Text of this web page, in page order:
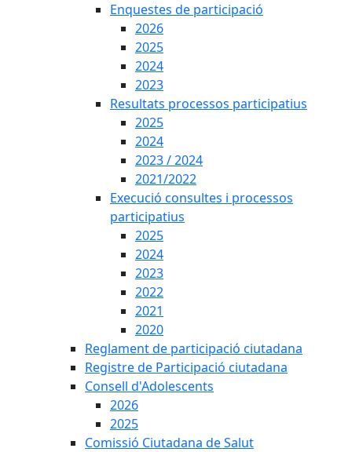
Enquestes de participació
2026
2025
2024
2023
Resultats processos participatius
2025
2024
2023 / 2024
2021/2022
Execució consultes i processos
participatius
2025
2024
2023
2022
2021
2020
Reglament de participació ciutadana
Registre de Participació ciutadana
Consell d'Adolescents
2026
2025
Comissió Ciutadana de Salut